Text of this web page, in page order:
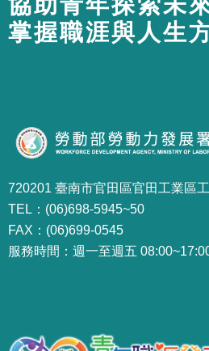
掌握職涯與人生
720201 臺南市官田區官田工業區
TEL：(06)698-5945~50
FAX：(06)699-0545
服務時間：週一至週五